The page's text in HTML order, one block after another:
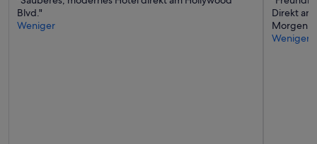
Blvd."
Weniger
Direkt
Morgen
Weniger